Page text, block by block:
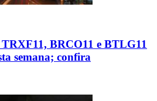
BRCO11 e BTLG11
semana; confira